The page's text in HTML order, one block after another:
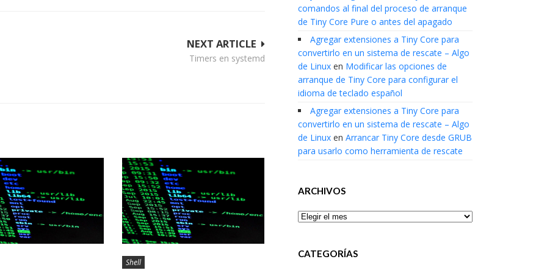
NEXT ARTICLE
Timers en systemd
Shell
comandos al final del proceso de arranque
de Tiny Core Pure o antes del apagado
Agregar extensiones a Tiny Core para
convertirlo en un sistema de rescate – Algo
de Linux en Modificar las opciones de
arranque de Tiny Core para configurar el
idioma de teclado español
Agregar extensiones a Tiny Core para
convertirlo en un sistema de rescate – Algo
de Linux en Arrancar Tiny Core desde GRUB
para usarlo como herramienta de rescate
ARCHIVOS
Archivos
CATEGORÍAS